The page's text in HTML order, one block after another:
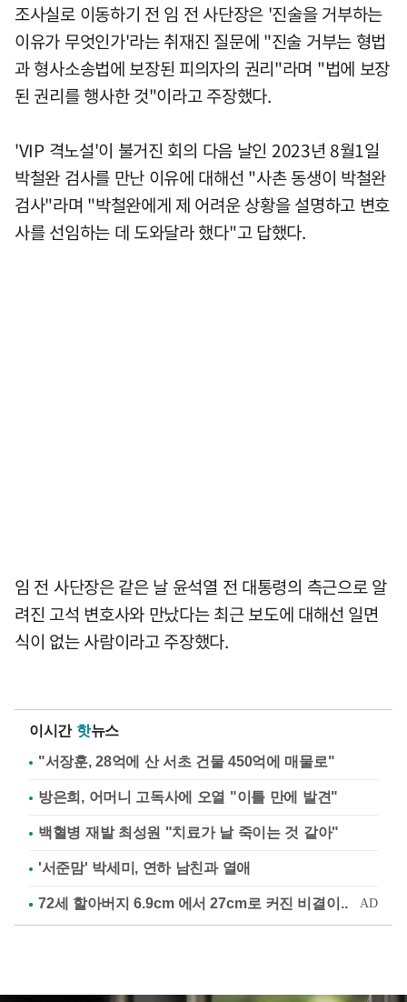
조사실로 이동하기 전 임 전 사단장은 '진술을 거부하는
이유가 무엇인가'라는 취재진 질문에 "진술 거부는 형법
과 형사소송법에 보장된 피의자의 권리"라며 "법에 보장
된 권리를 행사한 것"이라고 주장했다.
'VIP 격노설'이 불거진 회의 다음 날인 2023년 8월1일
박철완 검사를 만난 이유에 대해선 "사촌 동생이 박철완
검사"라며 "박철완에게 제 어려운 상황을 설명하고 변호
사를 선임하는 데 도와달라 했다"고 답했다.
임 전 사단장은 같은 날 윤석열 전 대통령의 측근으로 알
려진 고석 변호사와 만났다는 최근 보도에 대해선 일면
식이 없는 사람이라고 주장했다.
이시간 핫뉴스
"서장훈, 28억에 산 서초 건물 450억에 매물로"
방은희, 어머니 고독사에 오열 "이틀 만에 발견"
백혈병 재발 최성원 "치료가 날 죽이는 것 같아"
'서준맘' 박세미, 연하 남친과 열애